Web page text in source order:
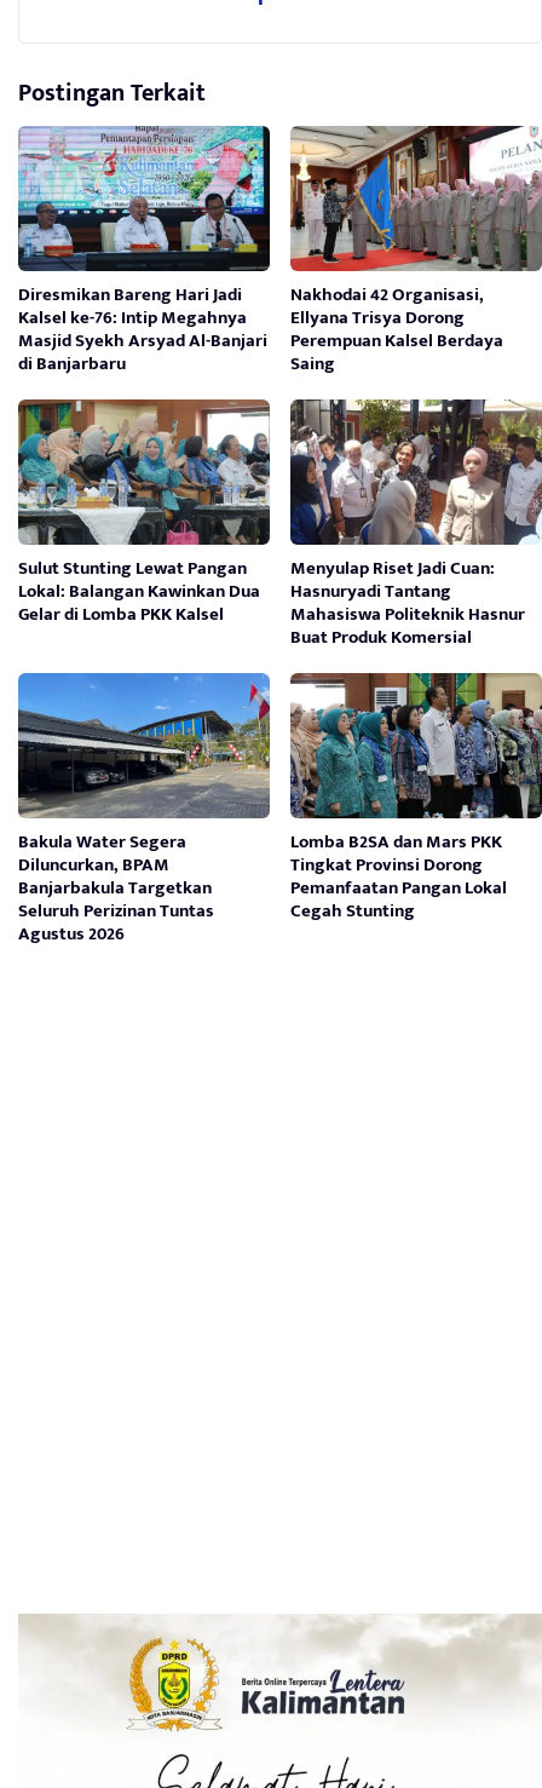
Postingan Terkait
Diresmikan Bareng Hari Jadi
Kalsel ke-76: Intip Megahnya
Masjid Syekh Arsyad Al-Banjari
di Banjarbaru
Nakhodai 42 Organisasi,
Ellyana Trisya Dorong
Perempuan Kalsel Berdaya
Saing
Sulut Stunting Lewat Pangan
Lokal: Balangan Kawinkan Dua
Gelar di Lomba PKK Kalsel
Menyulap Riset Jadi Cuan:
Hasnuryadi Tantang
Mahasiswa Politeknik Hasnur
Buat Produk Komersial
Bakula Water Segera
Diluncurkan, BPAM
Banjarbakula Targetkan
Seluruh Perizinan Tuntas
Agustus 2026
Lomba B2SA dan Mars PKK
Tingkat Provinsi Dorong
Pemanfaatan Pangan Lokal
Cegah Stunting